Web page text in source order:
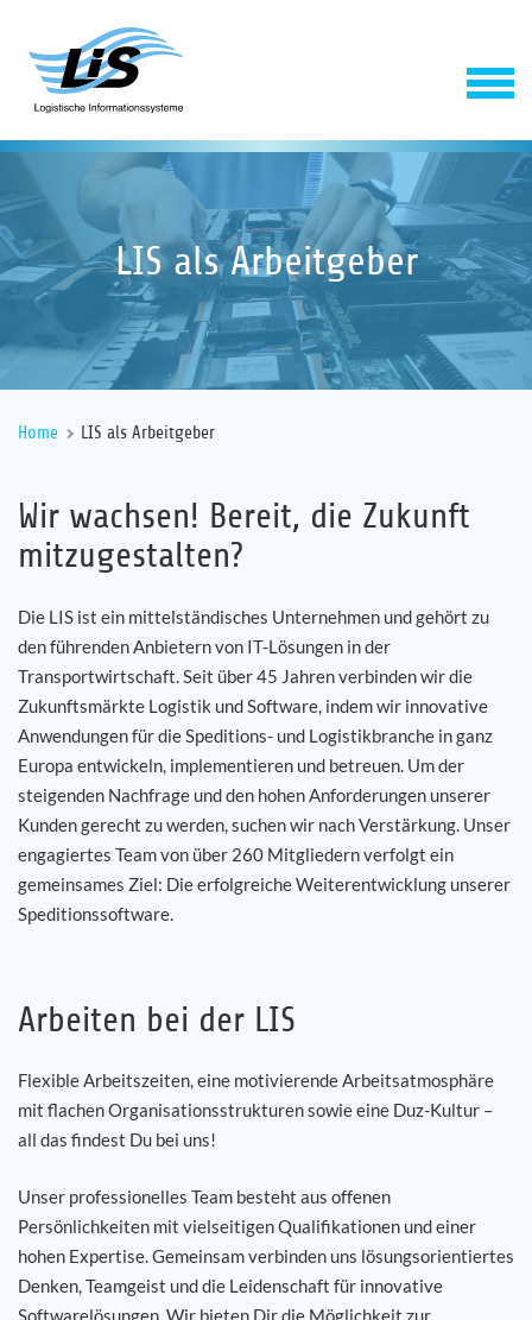
Software
Unternehmen
Referenzen
News
Kontakt
LIS als Arbeitgeber
Home LIS als Arbeitgeber
Wir wachsen! Bereit, die Zukunft
mitzugestalten?
Die LIS ist ein mittelständisches Unternehmen und gehört zu
den führenden Anbietern von IT-Lösungen in der
Transportwirtschaft. Seit über 45 Jahren verbinden wir die
Zukunftsmärkte Logistik und Software, indem wir innovative
Anwendungen für die Speditions- und Logistikbranche in ganz
Europa entwickeln, implementieren und betreuen. Um der
steigenden Nachfrage und den hohen Anforderungen unserer
Kunden gerecht zu werden, suchen wir nach Verstärkung. Unser
engagiertes Team von über 260 Mitgliedern verfolgt ein
gemeinsames Ziel: Die erfolgreiche Weiterentwicklung unserer
Speditionssoftware.
Arbeiten bei der LIS
Flexible Arbeitszeiten, eine motivierende Arbeitsatmosphäre
mit flachen Organisationsstrukturen sowie eine Duz-Kultur –
all das findest Du bei uns!
Unser professionelles Team besteht aus offenen
Persönlichkeiten mit vielseitigen Qualifikationen und einer
hohen Expertise. Gemeinsam verbinden uns lösungsorientiertes
Denken, Teamgeist und die Leidenschaft für innovative
Softwarelösungen. Wir bieten Dir die Möglichkeit zur